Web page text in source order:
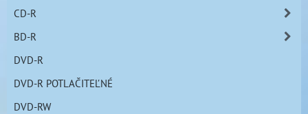
CD-R
BD-R
DVD-R
DVD-R POTLAČITEĽNÉ
DVD-RW